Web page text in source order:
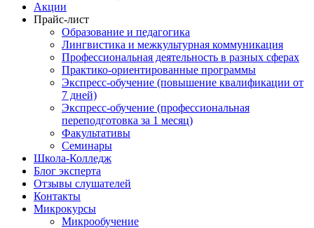
Акции
Прайс-лист
Образование и педагогика
Лингвистика и межкультурная коммуникация
Профессиональная деятельность в разных сферах
Практико-ориентированные программы
Экспресс-обучение (повышение квалификации от
7 дней)
Экспресс-обучение (профессиональная
переподготовка за 1 месяц)
Факультативы
Семинары
Школа-Колледж
Блог эксперта
Отзывы слушателей
Контакты
Микрокурсы
Микрообучение